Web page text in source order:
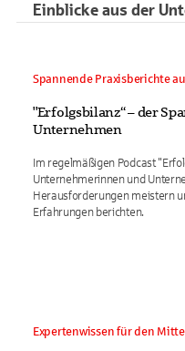
Einblicke aus der
Spannende Praxisberichte
"Erfolgsbilanz“ – der
Unternehmen
Im regelmäßigen Podcast
Unternehmerinnen und
Herausforderungen meistern
Erfahrungen berichten.
Expertenwissen für den